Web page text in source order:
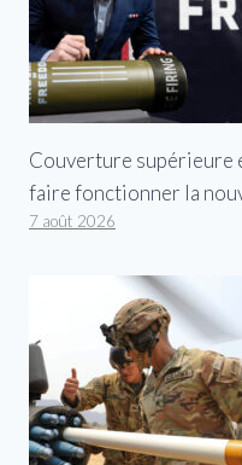
Couverture supérieure
faire fonctionner la
7 août 2026